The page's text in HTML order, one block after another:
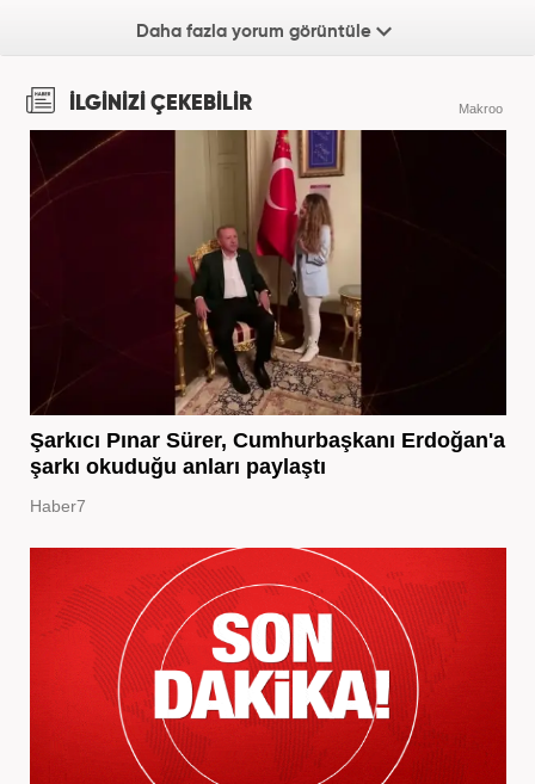
Daha fazla yorum görüntüle
İLGİNİZİ ÇEKEBİLİR Makroo
Şarkıcı Pınar Sürer, Cumhurbaşkanı Erdoğan'a
şarkı okuduğu anları paylaştı
Haber7